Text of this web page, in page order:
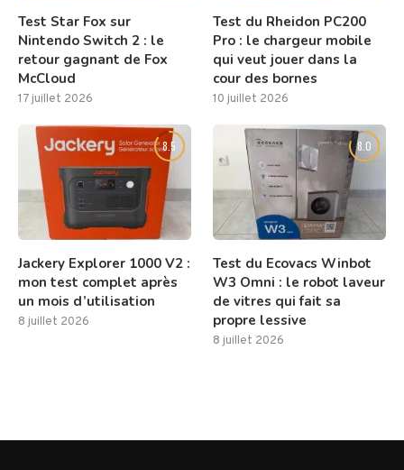
Test Star Fox sur
Nintendo Switch 2 : le
retour gagnant de Fox
McCloud
17 juillet 2026
Test du Rheidon PC200
Pro : le chargeur mobile
qui veut jouer dans la
cour des bornes
10 juillet 2026
8.5
Jackery Explorer 1000 V2 :
mon test complet après
un mois d’utilisation
8 juillet 2026
8.0
Test du Ecovacs Winbot
W3 Omni : le robot laveur
de vitres qui fait sa
propre lessive
8 juillet 2026